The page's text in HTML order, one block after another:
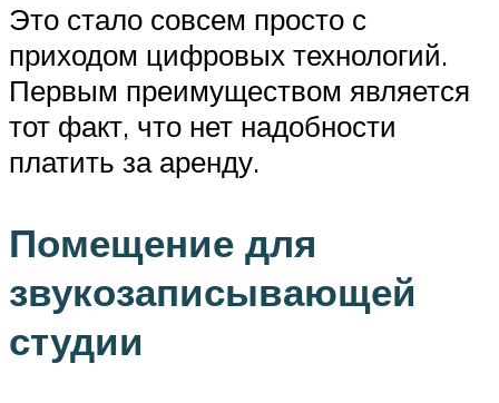
Это стало совсем просто с
приходом цифровых технологий.
Первым преимуществом является
тот факт, что нет надобности
платить за аренду.
Помещение для
звукозаписывающей
студии